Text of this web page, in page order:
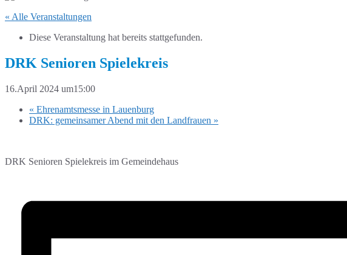
« Alle Veranstaltungen
Diese Veranstaltung hat bereits stattgefunden.
DRK Senioren Spielekreis
16.April 2024 um15:00
« Ehrenamtsmesse in Lauenburg
DRK: gemeinsamer Abend mit den Landfrauen »
DRK Senioren Spielekreis im Gemeindehaus